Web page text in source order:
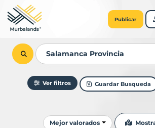
Publicar
Ver filtros Guardar Busqueda
Ordenar resultados
Mejor valorados